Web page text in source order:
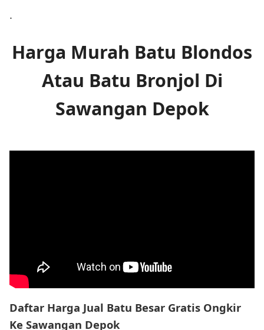
.
Harga Murah Batu Blondos
Atau Batu Bronjol Di
Sawangan Depok
Daftar Harga Jual Batu Besar Gratis Ongkir
Ke Sawangan Depok